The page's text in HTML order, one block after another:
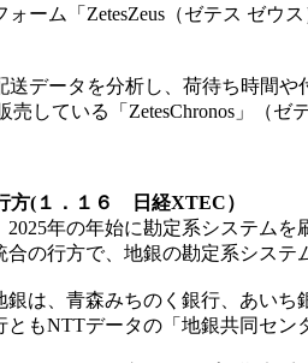
ーム「ZetesZeus（ゼテス ゼ
データを分析し、荷待ち時間
している「ZetesChronos」（
方(１．１６ 日経XTEC）
年の年始に勘定系システム
の行方で、地銀の勘定系シス
は、青森みちのく銀行、あい
もNTTデータの「地銀共同セ